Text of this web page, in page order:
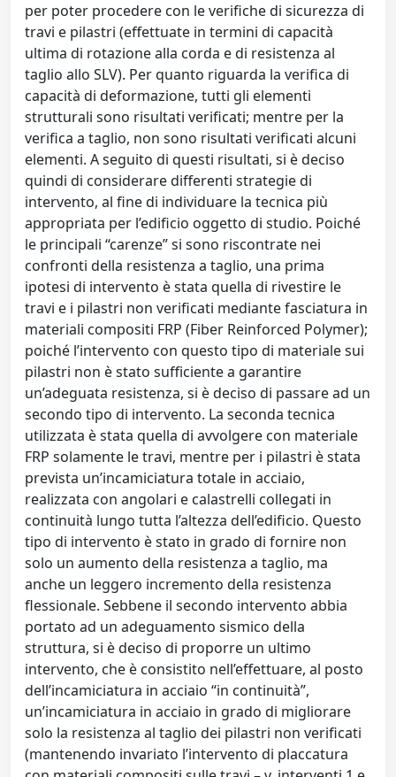
per poter procedere con le verifiche di sicurezza di
travi e pilastri (effettuate in termini di capacità
ultima di rotazione alla corda e di resistenza al
taglio allo SLV). Per quanto riguarda la verifica di
capacità di deformazione, tutti gli elementi
strutturali sono risultati verificati; mentre per la
verifica a taglio, non sono risultati verificati alcuni
elementi. A seguito di questi risultati, si è deciso
quindi di considerare differenti strategie di
intervento, al fine di individuare la tecnica più
appropriata per l’edificio oggetto di studio. Poiché
le principali “carenze” si sono riscontrate nei
confronti della resistenza a taglio, una prima
ipotesi di intervento è stata quella di rivestire le
travi e i pilastri non verificati mediante fasciatura in
materiali compositi FRP (Fiber Reinforced Polymer);
poiché l’intervento con questo tipo di materiale sui
pilastri non è stato sufficiente a garantire
un’adeguata resistenza, si è deciso di passare ad un
secondo tipo di intervento. La seconda tecnica
utilizzata è stata quella di avvolgere con materiale
FRP solamente le travi, mentre per i pilastri è stata
prevista un’incamiciatura totale in acciaio,
realizzata con angolari e calastrelli collegati in
continuità lungo tutta l’altezza dell’edificio. Questo
tipo di intervento è stato in grado di fornire non
solo un aumento della resistenza a taglio, ma
anche un leggero incremento della resistenza
flessionale. Sebbene il secondo intervento abbia
portato ad un adeguamento sismico della
struttura, si è deciso di proporre un ultimo
intervento, che è consistito nell’effettuare, al posto
dell’incamiciatura in acciaio “in continuità”,
un’incamiciatura in acciaio in grado di migliorare
solo la resistenza al taglio dei pilastri non verificati
(mantenendo invariato l’intervento di placcatura